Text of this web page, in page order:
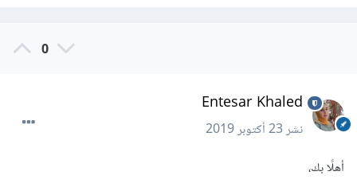
0
Entesar Khaled
نشر23 أكتوبر 2019
أهلًا بك،